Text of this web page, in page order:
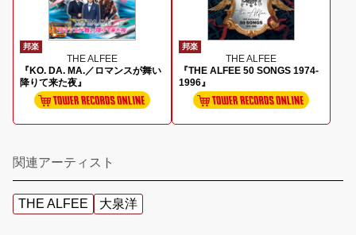
邦楽
THE ALFEE
『KO. DA. MA.／ロマンスが舞い
降りて来た夜』
邦楽
THE ALFEE
『THE ALFEE 50 SONGS 1974-
1996』
関連アーティスト
THE ALFEE 大泉洋